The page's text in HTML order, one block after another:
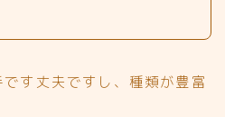
す丈夫ですし、 種類が豊富